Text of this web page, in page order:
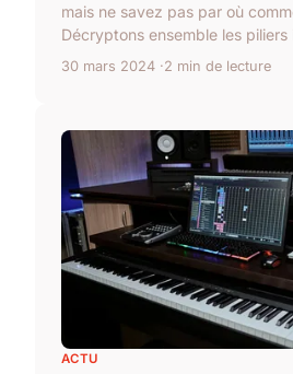
mais ne savez pas par où
Décryptons ensemble les piliers
30 mars 2024 2 min de lecture
ACTU